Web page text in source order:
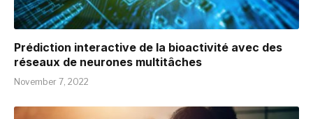
Prédiction interactive de la bioactivité avec des
réseaux de neurones multitâches
November 7, 2022